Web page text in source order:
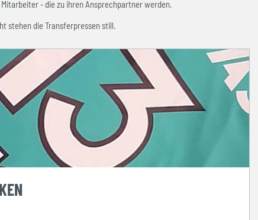
- die zu ihren Ansprechpartner werden.
stehen die Transferpressen still.